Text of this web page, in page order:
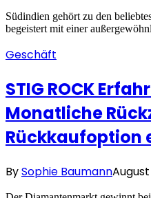
Südindien gehört zu den
begeistert mit einer
Geschäft
STIG ROCK
Monatliche
Rückkaufoption
BySophie Baumann